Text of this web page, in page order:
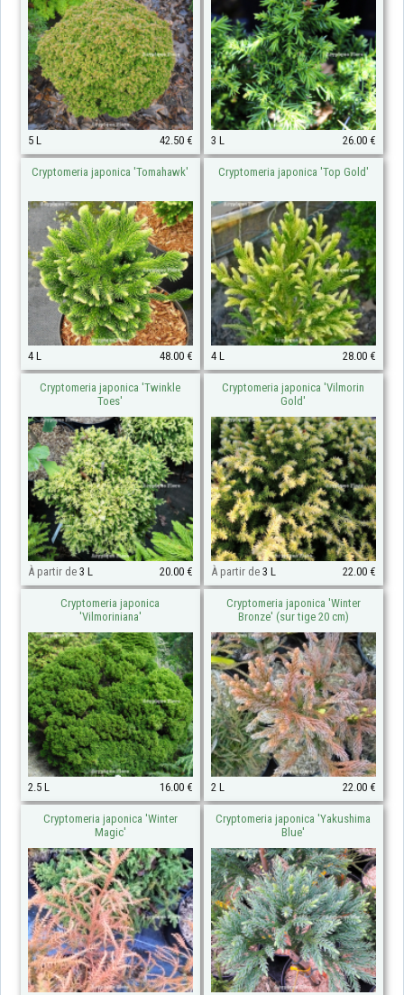
5 L 42.50 € 3 L 26.00 €
Cryptomeria japonica 'Tomahawk'
4 L 48.00 €
Cryptomeria japonica 'Top Gold'
4 L 28.00 €
Cryptomeria japonica 'Twinkle
Toes'
À partir de 3 L 20.00 €
Cryptomeria japonica 'Vilmorin
Gold'
À partir de3 L 22.00 €
Cryptomeria japonica
'Vilmoriniana'
2.5 L 16.00 €
Cryptomeria japonica 'Winter
Bronze' (sur tige 20 cm)
2 L 22.00 €
Cryptomeria japonica 'Winter
Magic'
Cryptomeria japonica 'Yakushima
Blue'